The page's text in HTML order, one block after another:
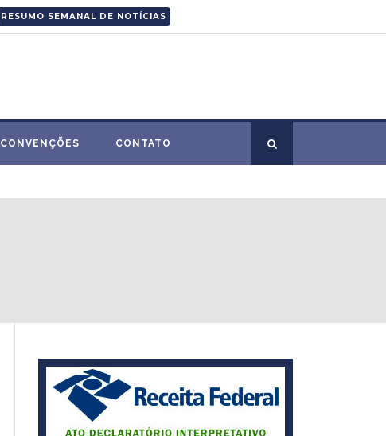
RESUMO SEMANAL DE NOTÍCIAS
CONVENÇÕES CONTATO